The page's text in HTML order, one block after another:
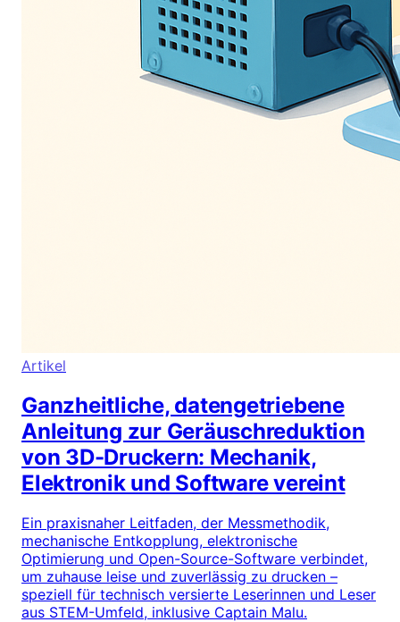
Artikel
Ganzheitliche, datengetriebene
Anleitung zur Geräuschreduktion
von 3D-Druckern: Mechanik,
Elektronik und Software vereint
Ein praxisnaher Leitfaden, der Messmethodik,
mechanische Entkopplung, elektronische
Optimierung und Open-Source-Software verbindet,
um zuhause leise und zuverlässig zu drucken –
speziell für technisch versierte Leserinnen und Leser
aus STEM-Umfeld, inklusive Captain Malu.